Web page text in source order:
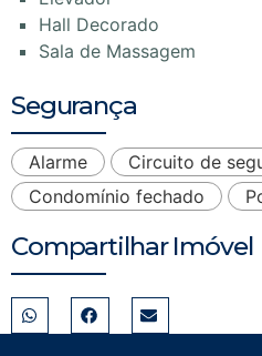
Hall Decorado
Sala de Massagem
Segurança
Alarme
Circuito de
Condomínio fechado
Compartilhar Imóvel